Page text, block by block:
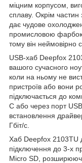
міцним корпусом,
сплаву. Окрім
дає чудове
промисловою
тому він неймовірно
USB-хаб Deepfox
вашого сучасного
коли на ньому не
пристроїв або вони
підключається до
C або через порт
встановлення
Гбіт/с.
Хаб Deepfox 2103TU
підключення до 3-х
Micro SD,